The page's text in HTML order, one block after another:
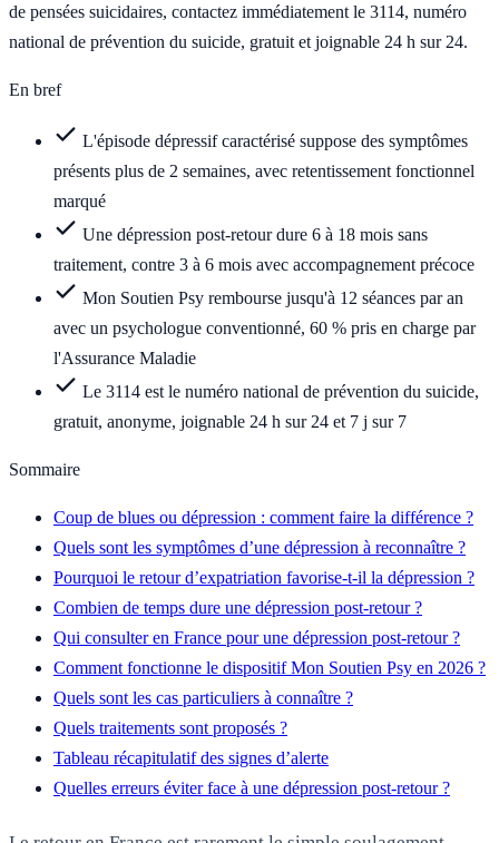
de pensées suicidaires, contactez immédiatement le 3114, numéro
national de prévention du suicide, gratuit et joignable 24 h sur 24.
En bref
L'épisode dépressif caractérisé suppose des symptômes
présents plus de 2 semaines, avec retentissement fonctionnel
marqué
Une dépression post-retour dure 6 à 18 mois sans
traitement, contre 3 à 6 mois avec accompagnement précoce
Mon Soutien Psy rembourse jusqu'à 12 séances par an
avec un psychologue conventionné, 60 % pris en charge par
l'Assurance Maladie
Le 3114 est le numéro national de prévention du suicide,
gratuit, anonyme, joignable 24 h sur 24 et 7 j sur 7
Sommaire
Coup de blues ou dépression : comment faire la différence ?
Quels sont les symptômes d’une dépression à reconnaître ?
Pourquoi le retour d’expatriation favorise-t-il la dépression ?
Combien de temps dure une dépression post-retour ?
Qui consulter en France pour une dépression post-retour ?
Comment fonctionne le dispositif Mon Soutien Psy en 2026 ?
Quels sont les cas particuliers à connaître ?
Quels traitements sont proposés ?
Tableau récapitulatif des signes d’alerte
Quelles erreurs éviter face à une dépression post-retour ?